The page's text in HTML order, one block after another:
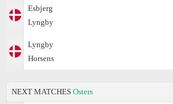
Esbjerg
Lyngby
Lyngby
Horsens
NEXT MATCHES Osters